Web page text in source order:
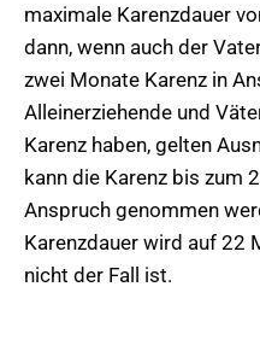
maximale Karenzdauer
dann, wenn auch der
zwei Monate Karenz in
Alleinerziehende und
Karenz haben, gelten
kann die Karenz bis zum
Anspruch genommen
Karenzdauer wird auf 22
nicht der Fall ist.